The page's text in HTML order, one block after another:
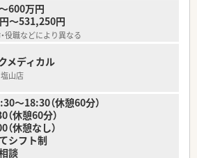
600万円
～531,250円
役職などにより異なる
メディカル
山店
～18:30（休憩60分）
休憩60分）
休憩なし）
シフト制
談